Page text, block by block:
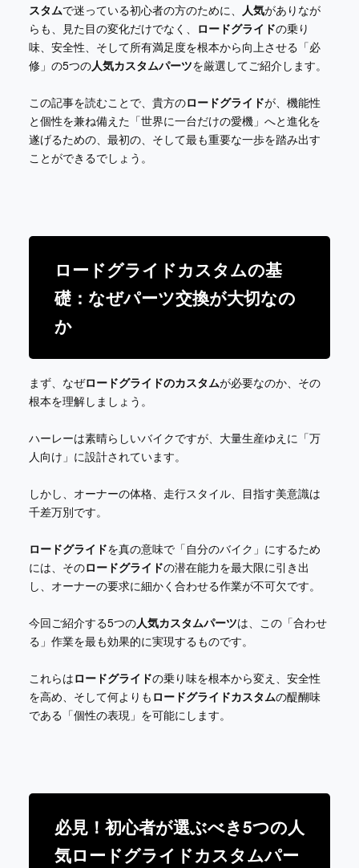
スタムで迷っている初心者の方のために、 人気がありなが
らも、見た目の変化だけでなく、 ロードグライドの乗り
味、安全性、そして所有満足度を根本から向上させる「必
修」の5つの人気カスタムパーツを厳選してご紹介します。
この記事を読むことで、貴方のロードグライドが、機能性
と個性を兼ね備えた「世界に一台だけの愛機」へと進化を
遂げるための、最初の、そして最も重要な一歩を踏み出す
ことができるでしょう。
ロードグライドカスタムの基
礎：なぜパーツ交換が大切なの
か
まず、なぜロードグライドのカスタムが必要なのか、その
根本を理解しましょう。
ハーレーは素晴らしいバイクですが、大量生産ゆえに「万
人向け」に設計されています。
しかし、オーナーの体格、走行スタイル、目指す美意識は
千差万別です。
ロードグライドを真の意味で「自分のバイク」にするため
には、そのロードグライドの潜在能力を最大限に引き出
し、オーナーの要求に細かく合わせる作業が不可欠です。
今回ご紹介する5つの人気カスタムパーツは、この「合わせ
る」作業を最も効果的に実現するものです。
これらはロードグライドの乗り味を根本から変え、安全性
を高め、そして何よりも ロードグライドカスタムの醍醐味
である「個性の表現」を可能にします。
必見！初心者が選ぶべき5つの人
気ロードグライドカスタムパー